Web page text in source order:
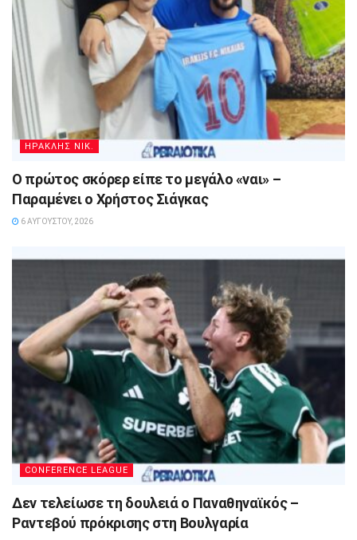
ΗΡΑΚΛΗΣ ΝΙΚ.
Ο πρώτος σκόρερ είπε το μεγάλο «ναι» –
Παραμένει ο Χρήστος Σιάγκας
6 ΑΥΓΟΎΣΤΟΥ, 2026
CONFERENCE LEAGUE
Δεν τελείωσε τη δουλειά ο Παναθηναϊκός –
Ραντεβού πρόκρισης στη Βουλγαρία